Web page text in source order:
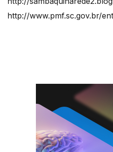
http://www.pmf.sc.gov.br/